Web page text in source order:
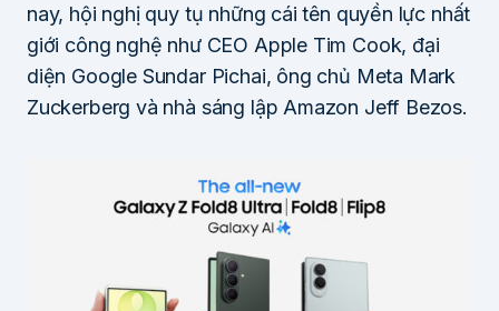
nay, hội nghị quy tụ những cái tên quyền lực nhất
giới công nghệ như CEO Apple Tim Cook, đại
diện Google Sundar Pichai, ông chủ Meta Mark
Zuckerberg và nhà sáng lập Amazon Jeff Bezos.